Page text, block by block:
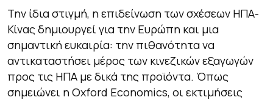
Την ίδια στιγμή, η επιδείνωση των σχέσεων ΗΠΑ-
Κίνας δημιουργεί για την Ευρώπη και μια
σημαντική ευκαιρία: την πιθανότητα να
αντικαταστήσει μέρος των κινεζικών εξαγωγών
προς τις ΗΠΑ με δικά της προϊόντα. Όπως
σημειώνει η Oxford Economics, οι εκτιμήσεις